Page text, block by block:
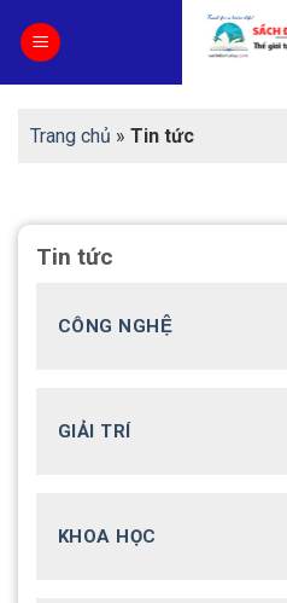
Trang chủ » Tin tức
Tin tức
CÔNG NGHỆ
GIẢI TRÍ
KHOA HỌC